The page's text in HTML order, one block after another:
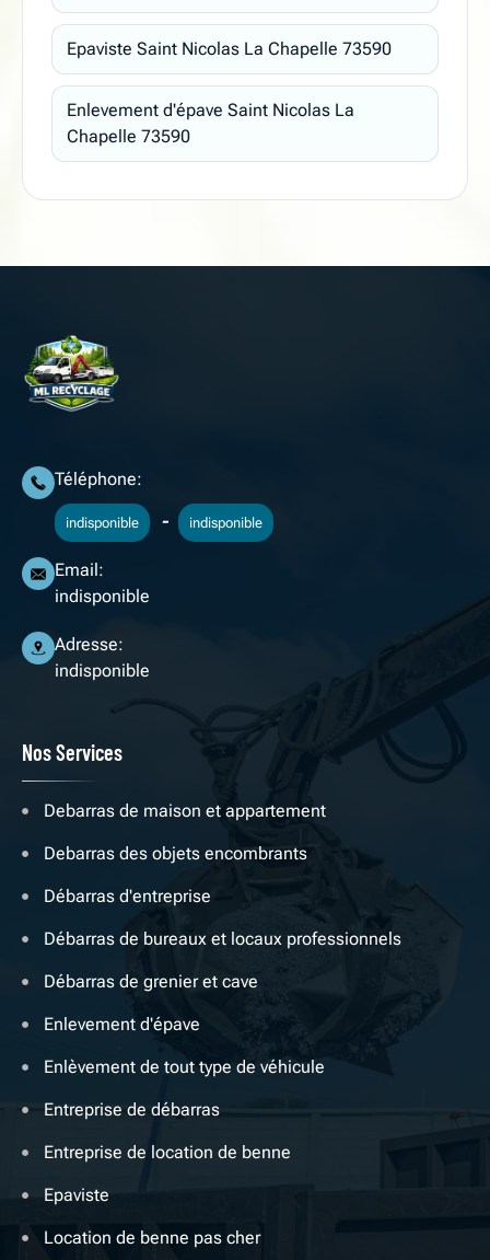
Epaviste Saint Nicolas La Chapelle 73590
Enlevement d'épave Saint Nicolas La
Chapelle 73590
Téléphone:
indisponible - indisponible
Email:
indisponible
Adresse:
indisponible
Nos Services
Debarras de maison et appartement
Debarras des objets encombrants
Débarras d'entreprise
Débarras de bureaux et locaux professionnels
Débarras de grenier et cave
Enlevement d'épave
Enlèvement de tout type de véhicule
Entreprise de débarras
Entreprise de location de benne
Epaviste
Location de benne pas cher